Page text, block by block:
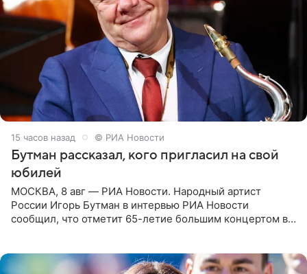
15 часов назад © РИА Новости
Бутман рассказал, кого пригласил на свой
юбилей
МОСКВА, 8 авг — РИА Новости. Народный артист
России Игорь Бутман в интервью РИА Новости
сообщил, что отметит 65-летие большим концертом в